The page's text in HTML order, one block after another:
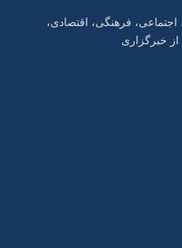
فرهنگی، اقتصادی،
خبرگزاری